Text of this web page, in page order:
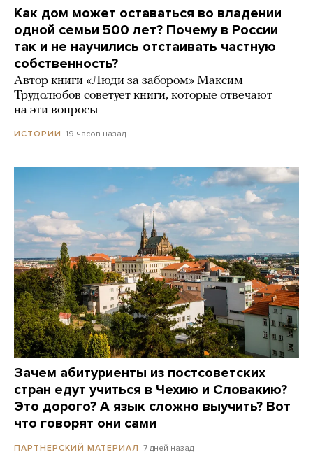
Как дом может оставаться во владении
одной семьи 500 лет? Почему в России
так и не научились отстаивать частную
собственность?
Автор книги «Люди за забором» Максим
Трудолюбов советует книги, которые отвечают
на эти вопросы
ИСТОРИИ 19 часов назад
Зачем абитуриенты из постсоветских
стран едут учиться в Чехию и Словакию?
Это дорого? А язык сложно выучить? Вот
что говорят они сами
ПАРТНЕРСКИЙ МАТЕРИАЛ 7 дней назад